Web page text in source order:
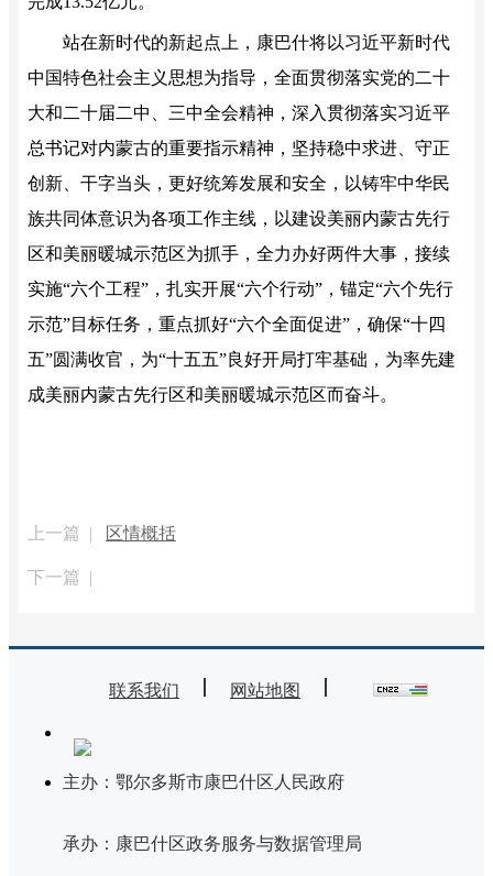
站在新时代的新起点上，康巴什将以习近平新时代
中国特色社会主义思想为指导，全面贯彻落实党的二十
大和二十届二中、三中全会精神，深入贯彻落实习近平
总书记对内蒙古的重要指示精神，坚持稳中求进、守正
创新、干字当头，更好统筹发展和安全，以铸牢中华民
族共同体意识为各项工作主线，以建设美丽内蒙古先行
区和美丽暖城示范区为抓手，全力办好两件大事，接续
实施“六个工程”，扎实开展“六个行动”，锚定“六个先行
示范”目标任务，重点抓好“六个全面促进”，确保“十四
五”圆满收官，为“十五五”良好开局打牢基础，为率先建
成美丽内蒙古先行区和美丽暖城示范区而奋斗。
上一篇 | 区情概括
下一篇 |
联系我们 网站地图
主办：鄂尔多斯市康巴什区人民政府
承办：康巴什区政务服务与数据管理局